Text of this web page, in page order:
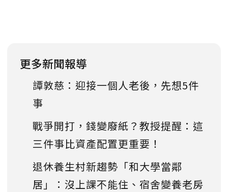
更多新聞報導
譚敦慈：迎接一個人老後，先想5件
事
戰爭開打，錢變廢紙？教授提醒：這
三件事比資產配置更重要！
退休養生村新趨勢「和大學當鄰
居」：沒上課不能住、宿舍變養老房